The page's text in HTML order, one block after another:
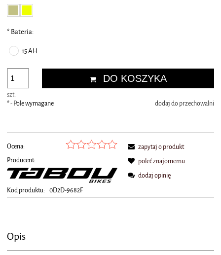
* Bateria:
15 AH
szt.
DO KOSZYKA
dodaj do przechowalni
*- Pole wymagane
Ocena:
Producent:
Kod produktu: 0D2D-9682F
zapytaj o produkt
poleć znajomemu
dodaj opinię
Opis